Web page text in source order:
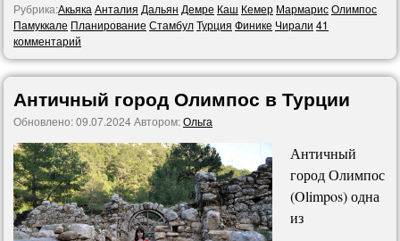
Рубрика:Акьяка Анталия Дальян Демре Каш Кемер МармарисОлимпос
Памуккале Планирование СтамбулТурция Финике Чирали 41
комментарий
Античный город Олимпос в Турции
Обновлено:09.07.2024Автором:Ольга
Античный
город Олимпос
(Olimpos) одна
из